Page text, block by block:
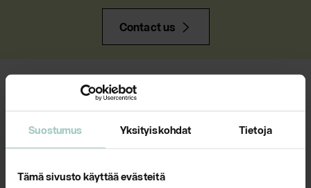
Suostumus Yksityiskohdat Tietoja
Tämä sivusto käyttää evästeitä
Contact us
NEWS